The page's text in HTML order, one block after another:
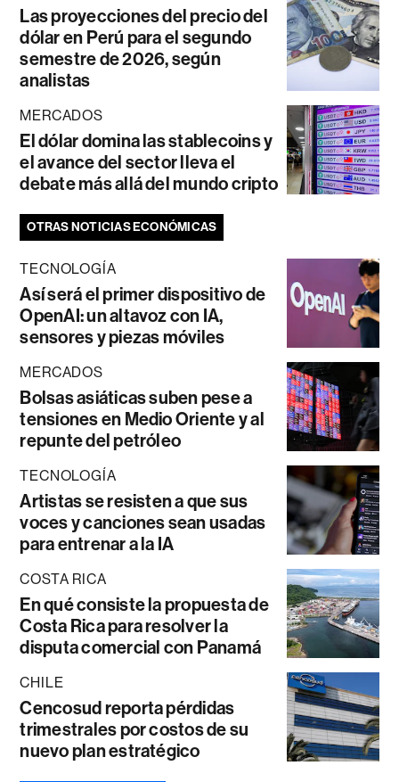
Las proyecciones del precio del
dólar en Perú para el segundo
semestre de 2026, según
analistas
MERCADOS
El dólar domina las stablecoins y
el avance del sector lleva el
debate más allá del mundo cripto
OTRAS NOTICIAS ECONÓMICAS
TECNOLOGÍA
Así será el primer dispositivo de
OpenAI: un altavoz con IA,
sensores y piezas móviles
MERCADOS
Bolsas asiáticas suben pese a
tensiones en Medio Oriente y al
repunte del petróleo
TECNOLOGÍA
Artistas se resisten a que sus
voces y canciones sean usadas
para entrenar a la IA
COSTA RICA
En qué consiste la propuesta de
Costa Rica para resolver la
disputa comercial con Panamá
CHILE
Cencosud reporta pérdidas
trimestrales por costos de su
nuevo plan estratégico